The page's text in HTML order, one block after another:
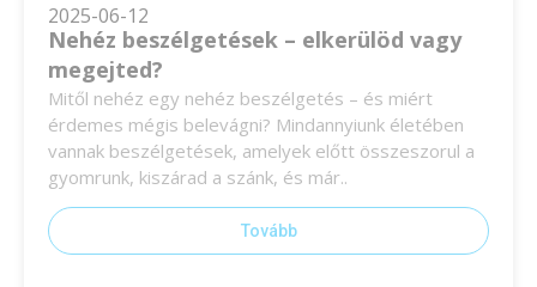
2025-06-12
Nehéz beszélgetések – elkerülöd vagy
megejted?
Mitől nehéz egy nehéz beszélgetés – és miért
érdemes mégis belevágni? Mindannyiunk életében
vannak beszélgetések, amelyek előtt összeszorul a
gyomrunk, kiszárad a szánk, és már..
Tovább